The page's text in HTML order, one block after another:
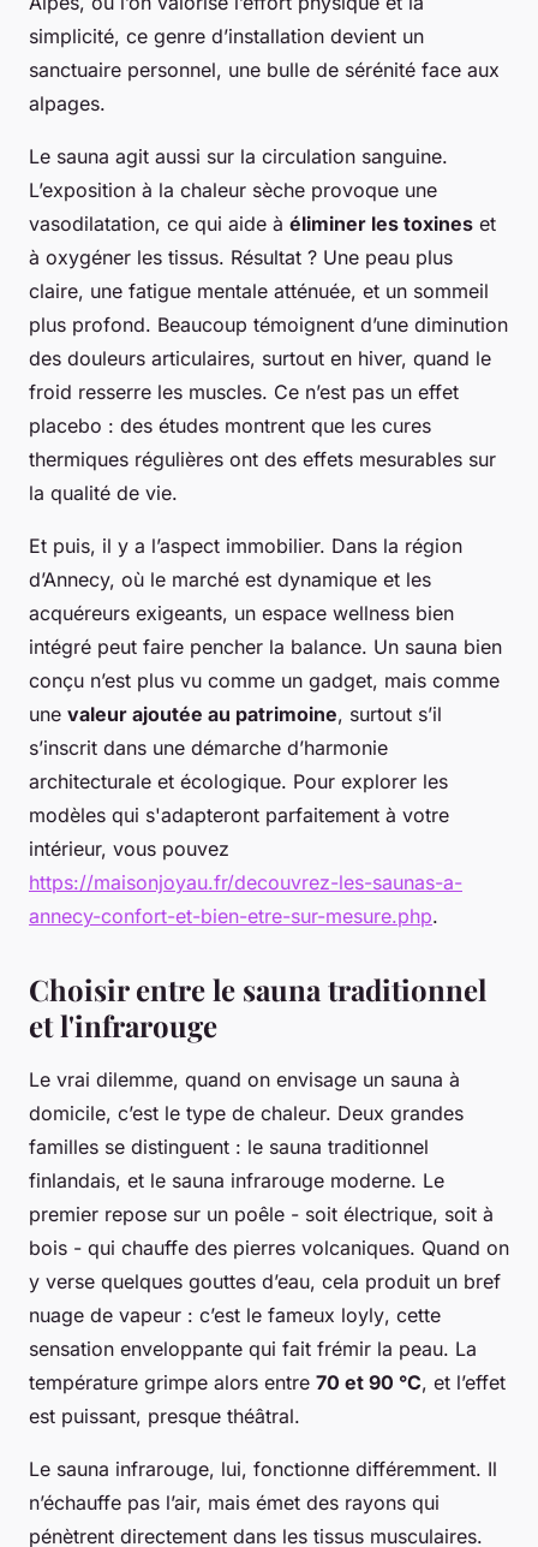
simplicité, ce genre d’installation devient un
sanctuaire personnel, une bulle de sérénité face aux
alpages.
Le sauna agit aussi sur la circulation sanguine.
L’exposition à la chaleur sèche provoque une
vasodilatation, ce qui aide à éliminer les toxines et
à oxygéner les tissus. Résultat ? Une peau plus
claire, une fatigue mentale atténuée, et un sommeil
plus profond. Beaucoup témoignent d’une diminution
des douleurs articulaires, surtout en hiver, quand le
froid resserre les muscles. Ce n’est pas un effet
placebo : des études montrent que les cures
thermiques régulières ont des effets mesurables sur
la qualité de vie.
Et puis, il y a l’aspect immobilier. Dans la région
d’Annecy, où le marché est dynamique et les
acquéreurs exigeants, un espace wellness bien
intégré peut faire pencher la balance. Un sauna bien
conçu n’est plus vu comme un gadget, mais comme
une valeur ajoutée au patrimoine, surtout s’il
s’inscrit dans une démarche d’harmonie
architecturale et écologique. Pour explorer les
modèles qui s'adapteront parfaitement à votre
intérieur, vous pouvez
https://maisonjoyau.fr/decouvrez-les-saunas-a-
annecy-confort-et-bien-etre-sur-mesure.php.
Choisir entre le sauna traditionnel
et l'infrarouge
Le vrai dilemme, quand on envisage un sauna à
domicile, c’est le type de chaleur. Deux grandes
familles se distinguent : le sauna traditionnel
finlandais, et le sauna infrarouge moderne. Le
premier repose sur un poêle - soit électrique, soit à
bois - qui chauffe des pierres volcaniques. Quand on
y verse quelques gouttes d’eau, cela produit un bref
nuage de vapeur : c’est le fameux loyly, cette
sensation enveloppante qui fait frémir la peau. La
température grimpe alors entre 70 et 90 °C, et l’effet
est puissant, presque théâtral.
Le sauna infrarouge, lui, fonctionne différemment. Il
n’échauffe pas l’air, mais émet des rayons qui
pénètrent directement dans les tissus musculaires.